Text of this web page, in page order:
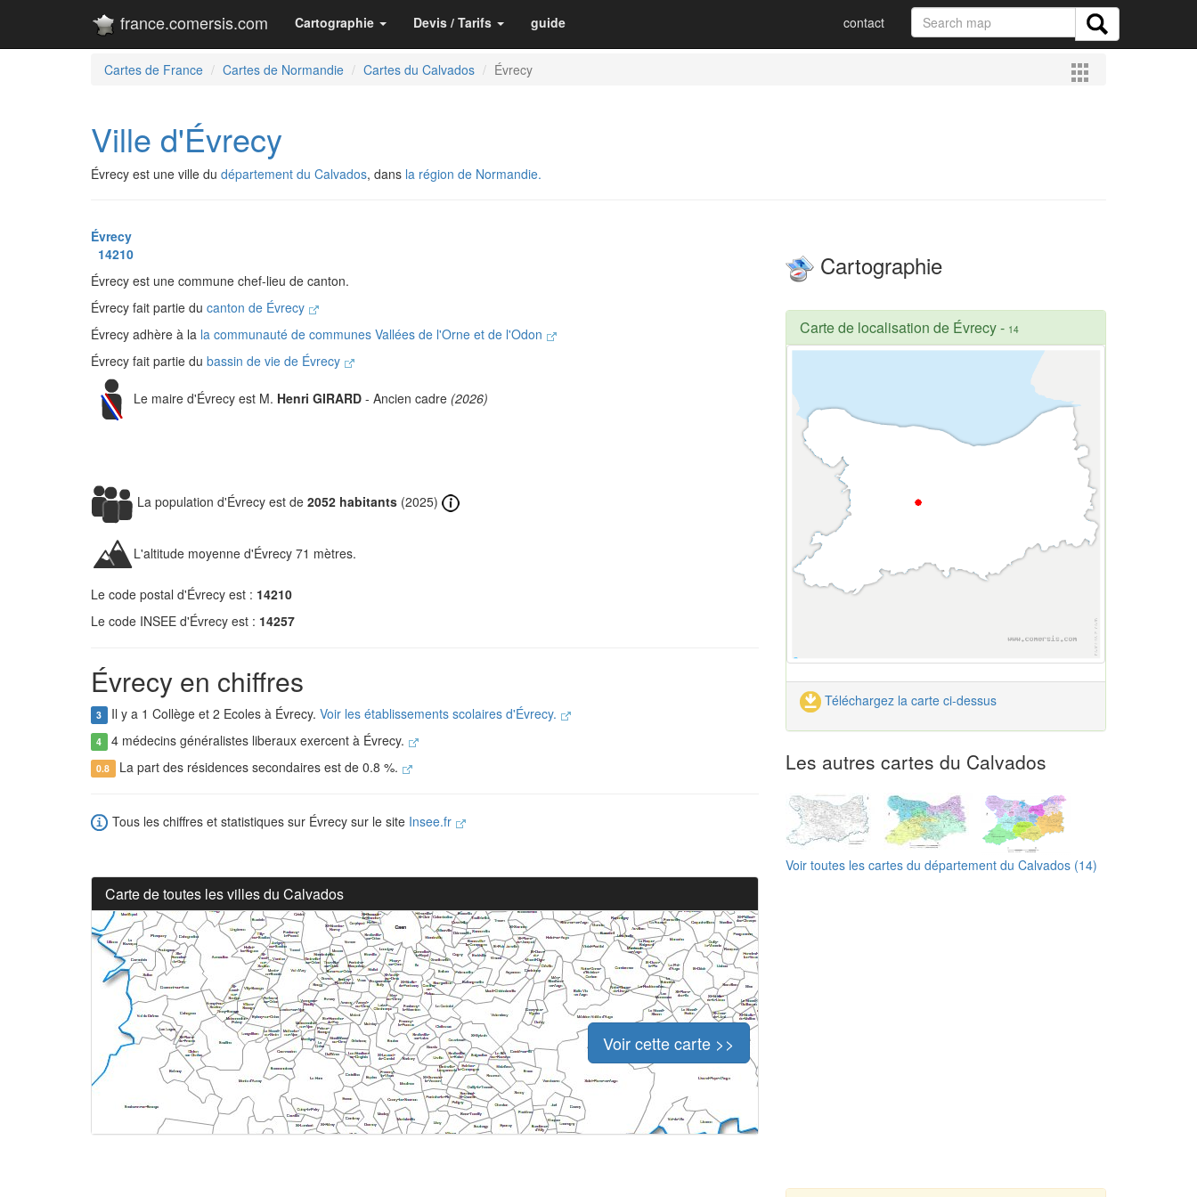
france.comersis.com Cartographie Devis / Tarifs guide contact
Cartes de France Cartes de Normandie Cartes du Calvados Évrecy
Ville d'Évrecy
Évrecy est une ville du département du Calvados, dans la région de Normandie.
Évrecy
14210
Évrecy est une commune chef-lieu de canton.
Évrecy fait partie du canton de Évrecy
Évrecy adhère à la la communauté de communes Vallées de l'Orne et de l'Odon
Évrecy fait partie du bassin de vie de Évrecy
Le maire d'Évrecy est M. Henri GIRARD - Ancien cadre (2026)
La population d'Évrecy est de 2052 habitants (2025)
L'altitude moyenne d'Évrecy 71 mètres.
Le code postal d'Évrecy est : 14210
Le code INSEE d'Évrecy est : 14257
Évrecy en chiffres
3 Il y a 1 Collège et 2 Ecoles à Évrecy. Voir les établissements scolaires d'Évrecy.
4 4 médecins généralistes liberaux exercent à Évrecy.
0.8 La part des résidences secondaires est de 0.8 %.
Tous les chiffres et statistiques sur Évrecy sur le site Insee.fr
Carte de toutes les villes du Calvados
Voir cette carte >>
Cartographie
Carte de localisation de Évrecy- 14
Téléchargez la carte ci-dessus
Les autres cartes du Calvados
Voir toutes les cartes du département du Calvados (14)